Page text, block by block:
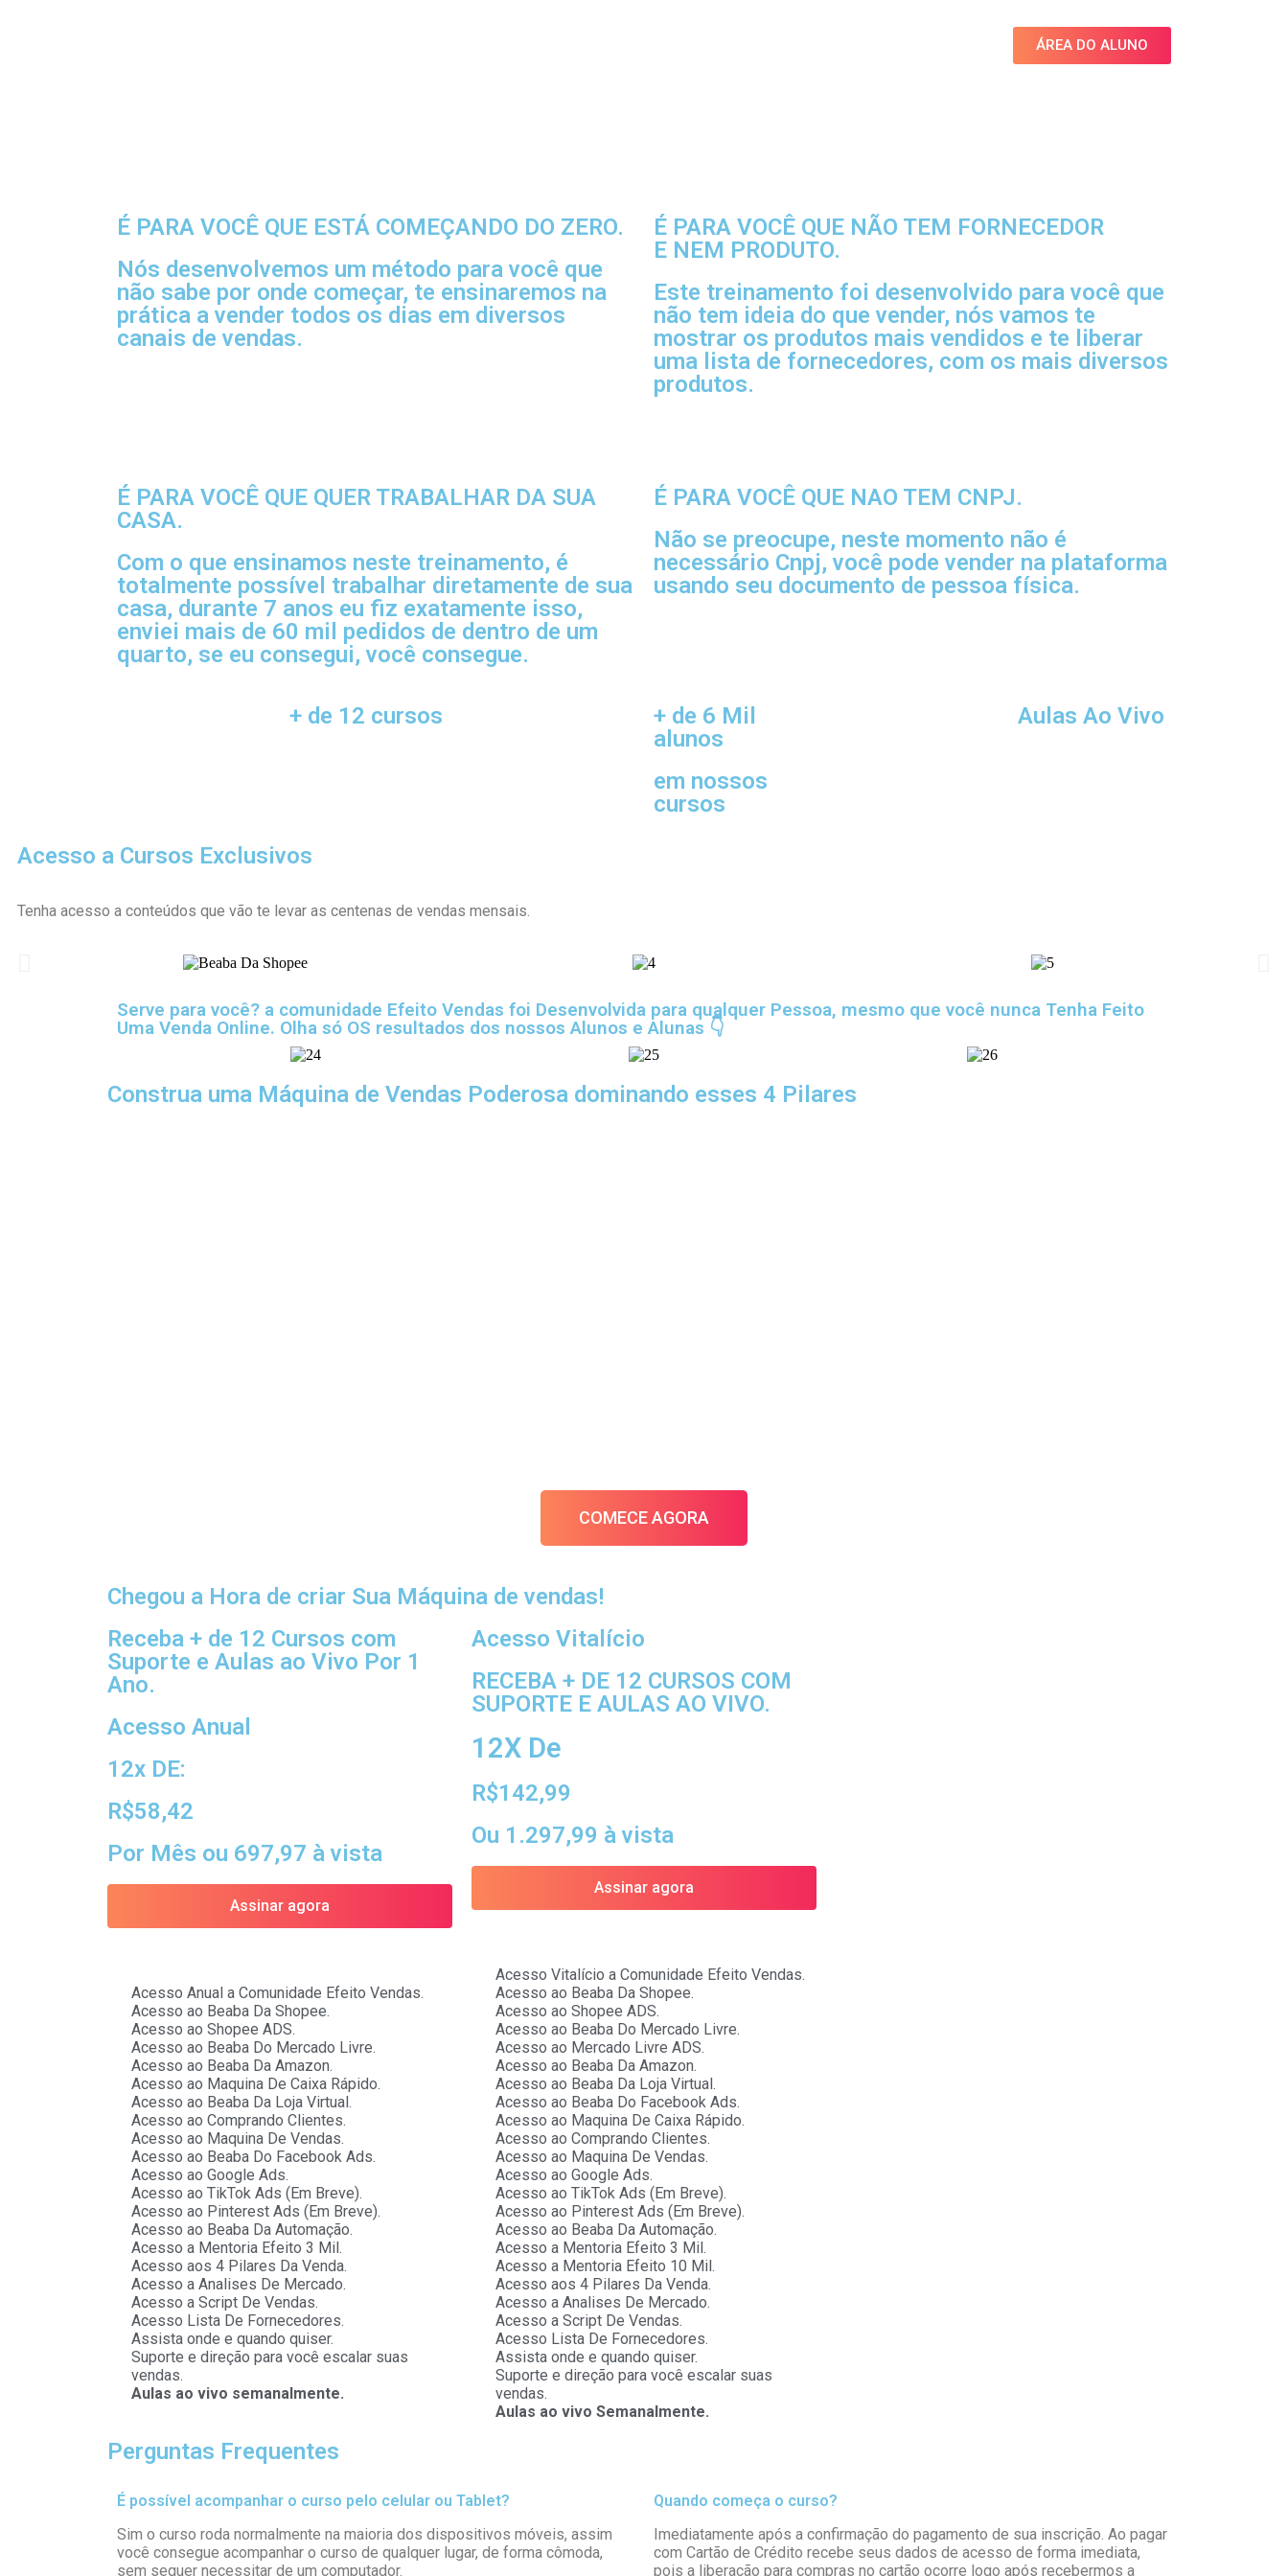
ÁREA DO ALUNO
É PARA VOCÊ QUE ESTÁ COMEÇANDO DO ZERO.
Nós desenvolvemos um método para você que
não sabe por onde começar, te ensinaremos na
prática a vender todos os dias em diversos
canais de vendas.
É PARA VOCÊ QUE NÃO TEM FORNECEDOR
E NEM PRODUTO.
Este treinamento foi desenvolvido para você que
não tem ideia do que vender, nós vamos te
mostrar os produtos mais vendidos e te liberar
uma lista de fornecedores, com os mais diversos
produtos.
É PARA VOCÊ QUE QUER TRABALHAR DA SUA
CASA.
Com o que ensinamos neste treinamento, é
totalmente possível trabalhar diretamente de sua
casa, durante 7 anos eu fiz exatamente isso,
enviei mais de 60 mil pedidos de dentro de um
quarto, se eu consegui, você consegue.
É PARA VOCÊ QUE NAO TEM CNPJ.
Não se preocupe, neste momento não é
necessário Cnpj, você pode vender na plataforma
usando seu documento de pessoa física.
+ de 12 cursos
+ de 6 Mil
alunos
em nossos
cursos
Aulas Ao Vivo
Acesso a Cursos Exclusivos
Tenha acesso a conteúdos que vão te levar as centenas de vendas mensais.
Serve para você? a comunidade Efeito Vendas foi Desenvolvida para qualquer Pessoa, mesmo que você nunca Tenha Feito
Uma Venda Online. Olha só OS resultados dos nossos Alunos e Alunas 👇
Construa uma Máquina de Vendas Poderosa dominando esses 4 Pilares
COMECE AGORA
Chegou a Hora de criar Sua Máquina de vendas!
Receba + de 12 Cursos com
Suporte e Aulas ao Vivo Por 1
Ano.
Acesso Anual
12x DE:
R$58,42
Por Mês ou 697,97 à vista
Assinar agora
Acesso Anual a Comunidade Efeito Vendas.
Acesso ao Beaba Da Shopee.
Acesso ao Shopee ADS.
Acesso ao Beaba Do Mercado Livre.
Acesso ao Beaba Da Amazon.
Acesso ao Maquina De Caixa Rápido.
Acesso ao Beaba Da Loja Virtual.
Acesso ao Comprando Clientes.
Acesso ao Maquina De Vendas.
Acesso ao Beaba Do Facebook Ads.
Acesso ao Google Ads.
Acesso ao TikTok Ads (Em Breve).
Acesso ao Pinterest Ads (Em Breve).
Acesso ao Beaba Da Automação.
Acesso a Mentoria Efeito 3 Mil.
Acesso aos 4 Pilares Da Venda.
Acesso a Analises De Mercado.
Acesso a Script De Vendas.
Acesso Lista De Fornecedores.
Assista onde e quando quiser.
Suporte e direção para você escalar suas
vendas.
Aulas ao vivo semanalmente.
Acesso Vitalício
RECEBA + DE 12 CURSOS COM
SUPORTE E AULAS AO VIVO.
12X De
R$142,99
Ou 1.297,99 à vista
Assinar agora
Acesso Vitalício a Comunidade Efeito Vendas.
Acesso ao Beaba Da Shopee.
Acesso ao Shopee ADS.
Acesso ao Beaba Do Mercado Livre.
Acesso ao Mercado Livre ADS.
Acesso ao Beaba Da Amazon.
Acesso ao Beaba Da Loja Virtual.
Acesso ao Beaba Do Facebook Ads.
Acesso ao Maquina De Caixa Rápido.
Acesso ao Comprando Clientes.
Acesso ao Maquina De Vendas.
Acesso ao Google Ads.
Acesso ao TikTok Ads (Em Breve).
Acesso ao Pinterest Ads (Em Breve).
Acesso ao Beaba Da Automação.
Acesso a Mentoria Efeito 3 Mil.
Acesso a Mentoria Efeito 10 Mil.
Acesso aos 4 Pilares Da Venda.
Acesso a Analises De Mercado.
Acesso a Script De Vendas.
Acesso Lista De Fornecedores.
Assista onde e quando quiser.
Suporte e direção para você escalar suas
vendas.
Aulas ao vivo Semanalmente.
Perguntas Frequentes
É possível acompanhar o curso pelo celular ou Tablet?
Sim o curso roda normalmente na maioria dos dispositivos móveis, assim
você consegue acompanhar o curso de qualquer lugar, de forma cômoda,
sem sequer necessitar de um computador.
Quando começa o curso?
Imediatamente após a confirmação do pagamento de sua inscrição. Ao pagar
com Cartão de Crédito recebe seus dados de acesso de forma imediata,
pois a liberação para compras no cartão ocorre logo após recebermos a